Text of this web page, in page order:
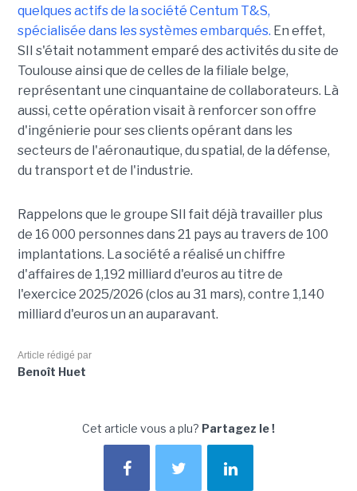
quelques actifs de la société Centum T&S,
spécialisée dans les systèmes embarqués. En effet,
SII s'était notamment emparé des activités du site de
Toulouse ainsi que de celles de la filiale belge,
représentant une cinquantaine de collaborateurs. Là
aussi, cette opération visait à renforcer son offre
d'ingénierie pour ses clients opérant dans les
secteurs de l'aéronautique, du spatial, de la défense,
du transport et de l'industrie.
Rappelons que le groupe SII fait déjà travailler plus
de 16 000 personnes dans 21 pays au travers de 100
implantations. La société a réalisé un chiffre
d'affaires de 1,192 milliard d'euros au titre de
l'exercice 2025/2026 (clos au 31 mars), contre 1,140
milliard d'euros un an auparavant.
Article rédigé par
Benoît Huet
Cet article vous a plu? Partagez le !